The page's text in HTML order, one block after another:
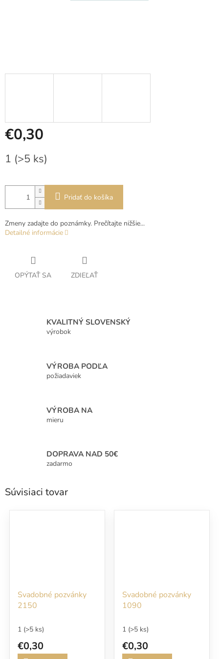
€0,30
cena:
1 (>5 ks)
Pridať do košíka
Zmeny zadajte do poznámky. Prečítajte nižšie...
Detailné informácie
OPÝTAŤ SA ZDIEĽAŤ
KVALITNÝ SLOVENSKÝ
výrobok
VÝROBA PODĽA
požiadaviek
VÝROBA NA
mieru
DOPRAVA NAD 50€
zadarmo
Súvisiaci tovar
Svadobné pozvánky
2150
1 (>5 ks)
€0,30
Svadobné pozvánky
1090
1 (>5 ks)
€0,30